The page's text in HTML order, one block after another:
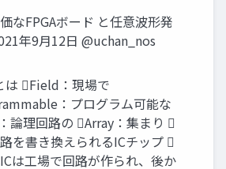
なFPGAボード と任意波形発
年9月12日 @uchan_nos
は Field：現場で
：プログラム可能な
論理回路の Array：集まり 
を書き換えられるICチップ 
は工場で回路が作られ、後か